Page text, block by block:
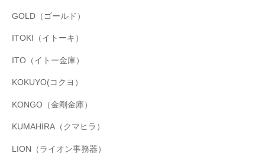
GOLD（ゴールド）
ITOKI（イトーキ）
ITO（イトー金庫）
KOKUYO(コクヨ）
KONGO（金剛金庫）
KUMAHIRA（クマヒラ）
LION（ライオン事務器）